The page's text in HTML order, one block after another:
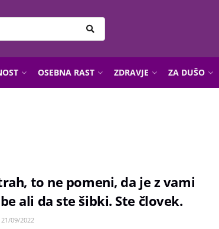
OSEBNA RAST ZDRAVJE ZA DUŠO
to ne pomeni, da je z vami
ali da ste šibki. Ste človek.
21/09/2022